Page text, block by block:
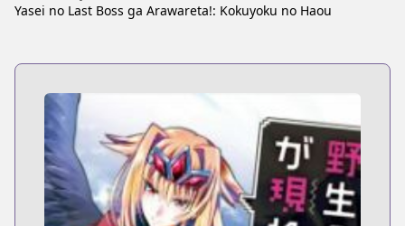
Yasei no Last Boss ga Arawareta!: Kokuyoku no Haou